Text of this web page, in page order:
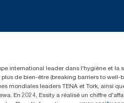
international leader dans l'hygiène et
de bien-être (breaking barriers to
mondiales leaders TENA et Tork, ainsi
En 2024, Essity a réalisé un chiffre